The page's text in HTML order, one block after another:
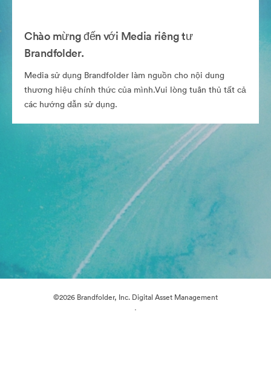
Chào mừng đến với Media riêng tư
Brandfolder.
Media sử dụng Brandfolder làm nguồn cho nội dung
thương hiệu chính thức của mình.Vui lòng tuân thủ tất cả
các hướng dẫn sử dụng.
©2026 Brandfolder, Inc. Digital Asset Management
·